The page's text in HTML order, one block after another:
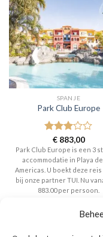
SPANJE
Park Club Europe
Gewaardeerd
3uit 5
€883,00
Park Club Europe is een 3
accommodatie in Playa de
Americas. U boekt deze
bij onze partner TUI. Nu
883.00 per persoon.
PRIJZEN EN BOEKEN